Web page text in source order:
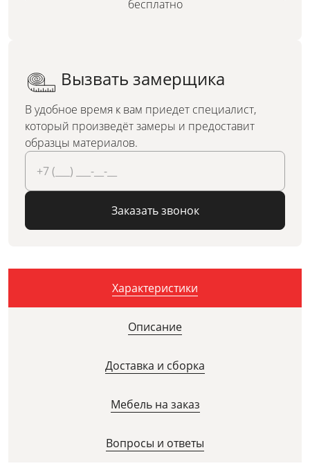
бесплатно
Вызвать замерщика
В удобное время к вам приедет специалист,
который произведёт замеры и предоставит
образцы материалов.
Заказать звонок
Характеристики
Описание
Доставка и сборка
Мебель на заказ
Вопросы и ответы